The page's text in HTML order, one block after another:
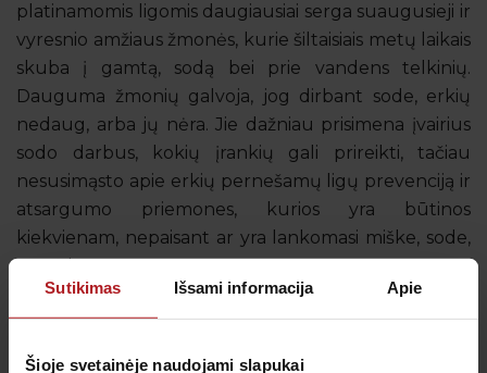
Sutikimas Išsami informacija Apie
Šioje svetainėje naudojami slapukai
platinamomis ligomis daugiausiai serga suaugusieji ir
vyresnio amžiaus žmonės, kurie šiltaisiais metų laikais
skuba į gamtą, sodą bei prie vandens telkinių.
Dauguma žmonių galvoja, jog dirbant sode, erkių
nedaug, arba jų nėra. Jie dažniau prisimena įvairius
sodo darbus, kokių įrankių gali prireikti, tačiau
nesusimąsto apie erkių pernešamų ligų prevenciją ir
atsargumo priemones, kurios yra būtinos
kiekvienam, nepaisant ar yra lankomasi miške, sode,